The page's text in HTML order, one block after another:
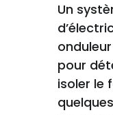
Un
pour
isoler le